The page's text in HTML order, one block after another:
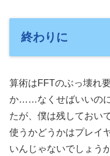
終わりに
算術はFFTのぶっ壊れ
か……なくせばいいの
たが、僕は残しておい
使うかどうかはプレイ
いんじゃないでしょうか